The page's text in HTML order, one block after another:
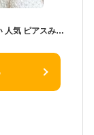
イヤリング レディース ノンホールピアス 痛くない 人気 ピアスみたいな べっこう柄 ブラウン ゴールド ブラック 茶色 丸 黒 ホワイト 白 サークル ピアスっぽい 樹脂製 イヤリング 上品 大人 華やか おしゃれ ノンホールピアス ミヤビグレース 30代 40代 50代 イヤリング